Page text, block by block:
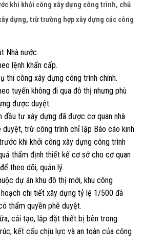
khi khởi công xây dựng công trình, chủ
dựng, trừ trường hợp xây dựng các công
Nhà nước.
lệnh khẩn cấp.
thi công xây dựng công trình chính.
tuyến không đi qua đô thị nhưng phù
được duyệt.
đầu tư xây dựng đã được cơ quan nhà
trừ công trình chỉ lập Báo cáo kinh
khi khởi công xây dựng công trình
thẩm định thiết kế cơ sở cho cơ quan
theo dõi, quản lý.
dự án khu đô thị mới, khu công
hoạch chi tiết xây dựng tỷ lệ 1/500 đã
thẩm quyền phê duyệt.
cải tạo, lắp đặt thiết bị bên trong
kết cấu chịu lực và an toàn của công